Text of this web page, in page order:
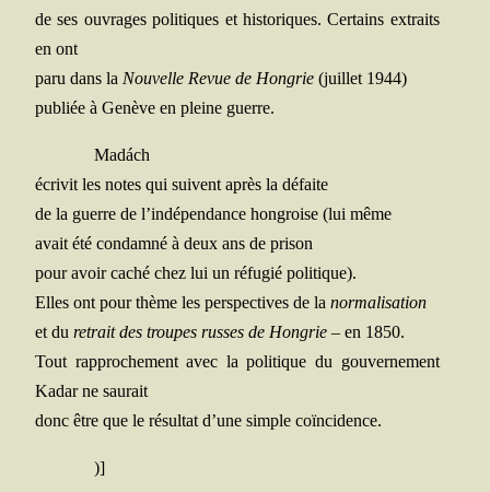
de ses ouvrages poli­tiques et his­to­riques. Cer­tains extraits
en ont
paru dans la Nou­velle Revue de Hon­grie (juillet 1944)
publiée à Genève en pleine guerre.
Madách
écri­vit les notes qui suivent après la défaite
de la guerre de l’indépendance hon­groise (lui même
avait été condam­né à deux ans de prison
pour avoir caché chez lui un réfu­gié politique).
Elles ont pour thème les pers­pec­tives de la nor­ma­li­sa­tion
et du retrait des troupes russes de Hon­grie – en 1850.
Tout rap­pro­che­ment avec la poli­tique du gou­ver­ne­ment
Kadar ne saurait
donc être que le résul­tat d’une simple coïncidence.
)]